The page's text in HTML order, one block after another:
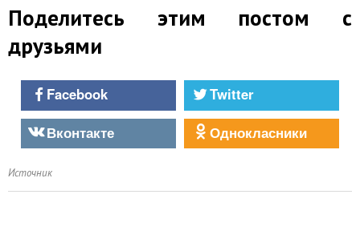
Поделитесь этим постом с
друзьями
Facebook
Twitter
Вконтакте
Однокласники
Источник